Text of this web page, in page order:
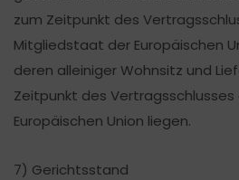
zum Zeitpunkt des
Mitgliedstaat der Europäischen
deren alleiniger Wohnsitz und
Zeitpunkt des
Europäischen Union liegen.
7) Gerichtsstand